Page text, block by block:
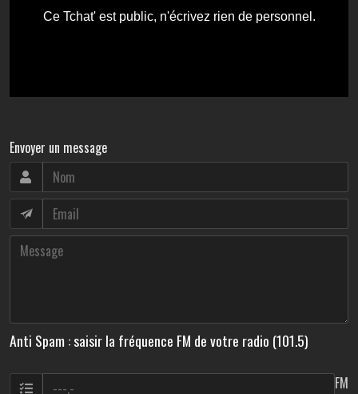
Envoyer un message
Anti Spam : saisir la fréquence FM de votre radio (101.5)
FM